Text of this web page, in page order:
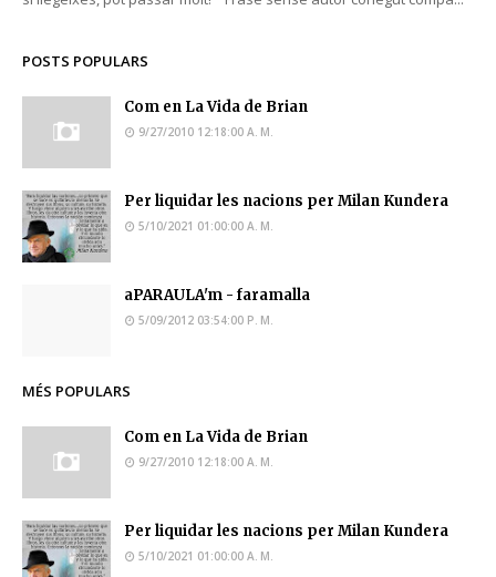
POSTS POPULARS
Com en La Vida de Brian
9/27/2010 12:18:00 A. M.
Per liquidar les nacions per Milan Kundera
5/10/2021 01:00:00 A. M.
aPARAULA'm - faramalla
5/09/2012 03:54:00 P. M.
MÉS POPULARS
Com en La Vida de Brian
9/27/2010 12:18:00 A. M.
Per liquidar les nacions per Milan Kundera
5/10/2021 01:00:00 A. M.